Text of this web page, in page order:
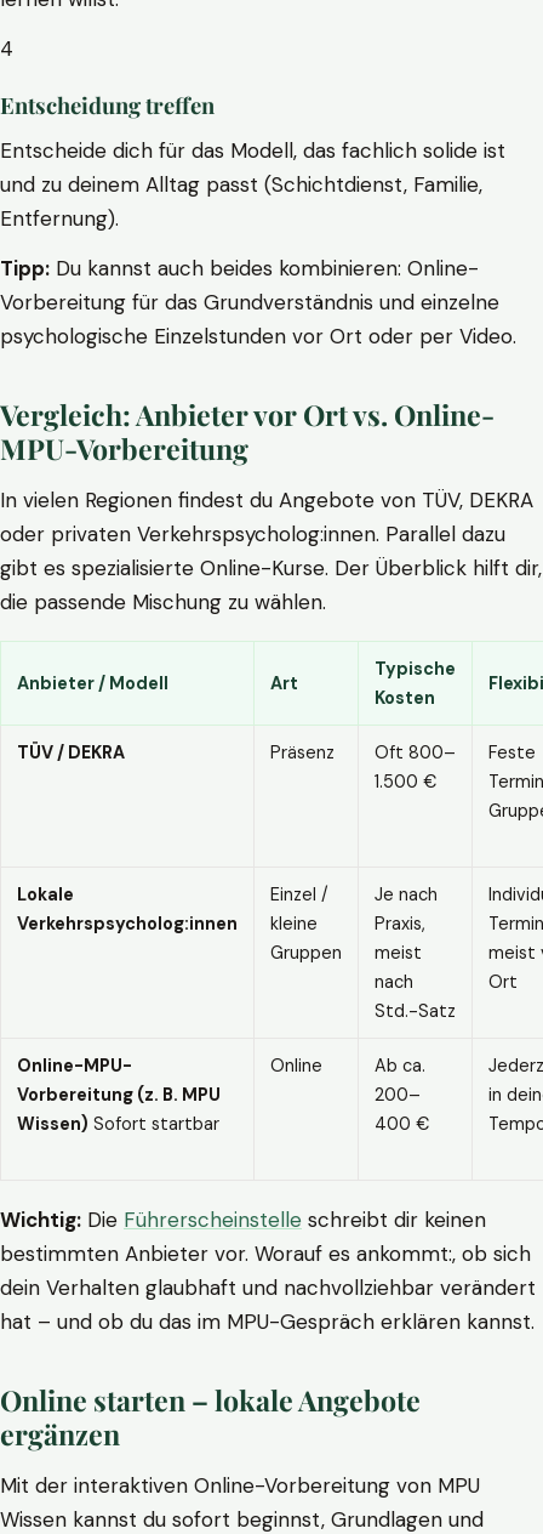
4
Entscheidung treffen
Entscheide dich für das Modell, das fachlich solide ist
und zu deinem Alltag passt (Schichtdienst, Familie,
Entfernung).
Tipp: Du kannst auch beides kombinieren: Online-
Vorbereitung für das Grundverständnis und einzelne
psychologische Einzelstunden vor Ort oder per Video.
Vergleich: Anbieter vor Ort vs. Online-
MPU-Vorbereitung
In vielen Regionen findest du Angebote von TÜV, DEKRA
oder privaten Verkehrspsycholog:innen. Parallel dazu
gibt es spezialisierte Online-Kurse. Der Überblick hilft dir,
die passende Mischung zu wählen.
Anbieter / Modell Art
Typische
Kosten
TÜV / DEKRA Präsenz
Oft 800–
1.500 €
Feste
Lokale
Verkehrspsycholog:innen
Einzel /
kleine
Gruppen
Je nach
Praxis,
meist
nach
Std.-Satz
meist
Ort
Online-MPU-
Vorbereitung (z. B. MPU
Wissen) Sofort startbar
Online
Ab ca.
200–
400 €
in
Wichtig: Die Führerscheinstelle schreibt dir keinen
bestimmten Anbieter vor. Worauf es ankommt:, ob sich
dein Verhalten glaubhaft und nachvollziehbar verändert
hat – und ob du das im MPU-Gespräch erklären kannst.
Online starten – lokale Angebote
ergänzen
Mit der interaktiven Online-Vorbereitung von MPU
Wissen kannst du sofort beginnst, Grundlagen und